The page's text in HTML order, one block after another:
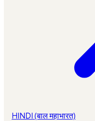
HINDI (बाल महाभारत)